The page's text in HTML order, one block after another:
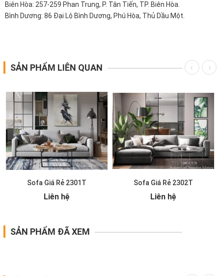
Biên Hòa: 257-259 Phan Trung, P. Tân Tiến, TP. Biên Hòa.
Bình Dương: 86 Đại Lộ Bình Dương, Phú Hòa, Thủ Dầu Một.
SẢN PHẨM LIÊN QUAN
Sofa Giá Rẻ 2301T
Liên hệ
Sofa Giá Rẻ 2302T
Liên hệ
SẢN PHẨM ĐÃ XEM